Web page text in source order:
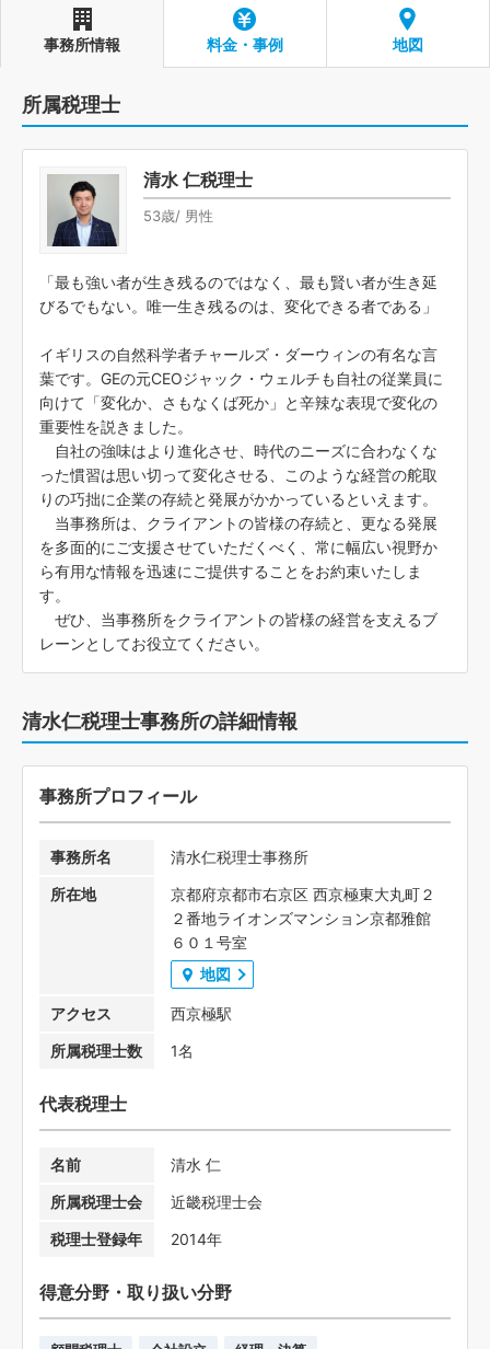
事務所情報 料金・事例 地図
所属税理士
清水 仁税理士
53歳/ 男性
「最も強い者が生き残るのではなく、最も賢い者が生き延
びるでもない。唯一生き残るのは、変化できる者である」
イギリスの自然科学者チャールズ・ダーウィンの有名な言
葉です。GEの元CEOジャック・ウェルチも自社の従業員に
向けて「変化か、さもなくば死か」と辛辣な表現で変化の
重要性を説きました。
自社の強味はより進化させ、時代のニーズに合わなくな
った慣習は思い切って変化させる、このような経営の舵取
りの巧拙に企業の存続と発展がかかっているといえます。
当事務所は、クライアントの皆様の存続と、更なる発展
を多面的にご支援させていただくべく、常に幅広い視野か
ら有用な情報を迅速にご提供することをお約束いたしま
す。
ぜひ、当事務所をクライアントの皆様の経営を支えるブ
レーンとしてお役立てください。
清水仁税理士事務所の詳細情報
事務所プロフィール
事務所名
清水仁税理士事務所
所在地
京都府京都市右京区 西京極東大丸町２
２番地ライオンズマンション京都雅館
６０１号室
地図
アクセス
西京極駅
所属税理士数
1名
代表税理士
名前
清水 仁
所属税理士会
近畿税理士会
税理士登録年
2014年
得意分野・取り扱い分野